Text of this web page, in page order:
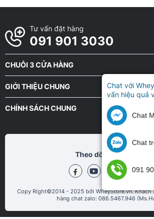
Tư vấn đặt hàng
091 901 3030
CHUỖI 3 CỬA HÀNG
GIỚI THIỆU CHUNG
CHÍNH SÁCH CHUNG
Theo dõi chũng tôi tại
Copy Right©2014 - 2025 bởi WheyStore.vn. Khách
hàng chat zalo: 086.5467.946
Chat với
vấn hiệu quả
Chat
Chat
091